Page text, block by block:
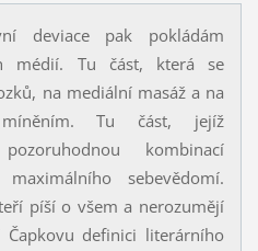
deviace pak pokládám
médií. Tu část, která se
na mediální masáž a na
Tu část, jejíž
kombinací
sebevědomí.
píší o všem a nerozumějí
definici literárního